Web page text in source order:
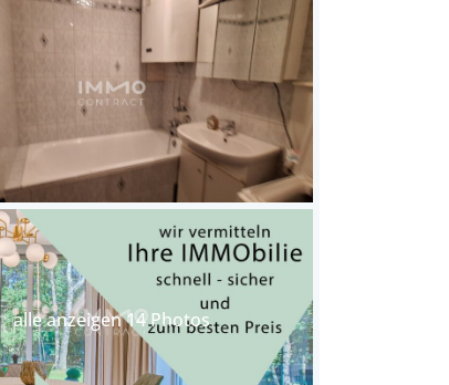
alle anzeigen 14 Photos